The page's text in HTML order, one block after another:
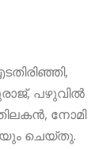
പഴുവിൽ
നോമി
ചെയ്തു.